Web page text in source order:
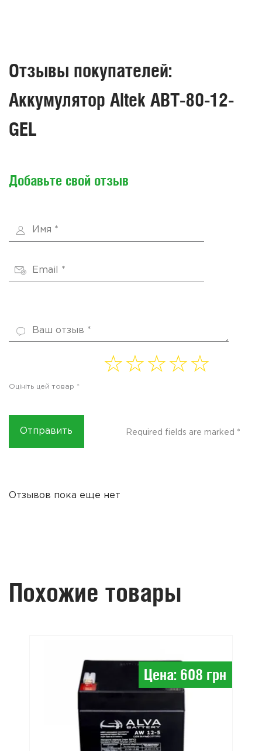
Отзывы покупателей:
Аккумулятор Altek ABT-80-12-
GEL
Добавьте свой отзыв
Required fields are marked *
Оцініть цей товар *
1 of
2 of
3 of
4
5 of
Отзывов пока еще нет
Похожие товары
Цена: 608 грн